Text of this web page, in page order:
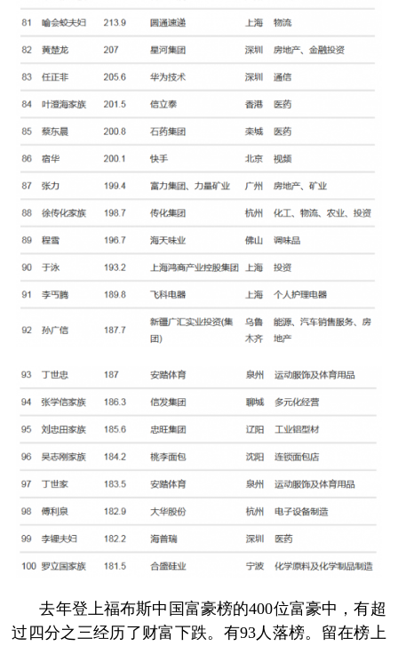
去年登上福布斯中国富豪榜的400位富豪中，有超
过四分之三经历了财富下跌。有93人落榜。留在榜上